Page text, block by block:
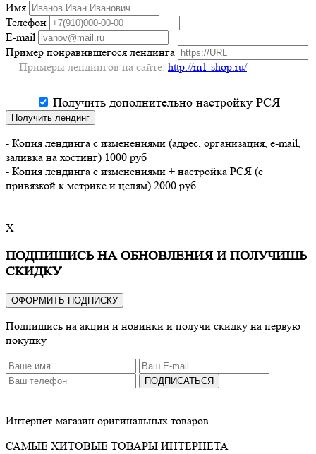
Имя
Телефон
E-mail
Пример понравившегося лендинга
Примеры лендингов на сайте: http://m1-shop.ru/
Получить дополнительно настройку РСЯ
Получить лендинг
- Копия лендинга с изменениями (адрес, организация, e-mail,
заливка на хостинг) 1000 руб
- Копия лендинга с изменениями + настройка РСЯ (с
привязкой к метрике и целям) 2000 руб
X
ПОДПИШИСЬ НА ОБНОВЛЕНИЯ И ПОЛУЧИШЬ
СКИДКУ
ОФОРМИТЬ ПОДПИСКУ
Подпишись на акции и новинки и получи скидку на первую
покупку
ПОДПИСАТЬСЯ
Интернет-магазин оригинальных товаров
САМЫЕ ХИТОВЫЕ ТОВАРЫ ИНТЕРНЕТА